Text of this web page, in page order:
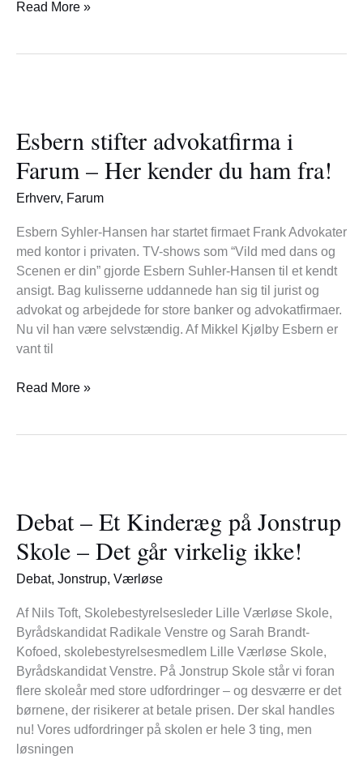
Read More »
Esbern stifter advokatfirma i
Farum – Her kender du ham fra!
Erhverv, Farum
Esbern Syhler-Hansen har startet firmaet Frank Advokater
med kontor i privaten. TV-shows som “Vild med dans og
Scenen er din” gjorde Esbern Suhler-Hansen til et kendt
ansigt. Bag kulisserne uddannede han sig til jurist og
advokat og arbejdede for store banker og advokatfirmaer.
Nu vil han være selvstændig. Af Mikkel Kjølby Esbern er
vant til
advokatfirma
i
Farum
–
kender
du
ham
fra!
Read More »
Debat – Et Kinderæg på Jonstrup
Skole – Det går virkelig ikke!
Debat, Jonstrup, Værløse
Af Nils Toft, Skolebestyrelsesleder Lille Værløse Skole,
Byrådskandidat Radikale Venstre og Sarah Brandt-
Kofoed, skolebestyrelsesmedlem Lille Værløse Skole,
Byrådskandidat Venstre. På Jonstrup Skole står vi foran
flere skoleår med store udfordringer – og desværre er det
børnene, der risikerer at betale prisen. Der skal handles
nu! Vores udfordringer på skolen er hele 3 ting, men
løsningen
Et
Kinderæg
på
Jonstrup
–
Det
går
virkelig
ikke!